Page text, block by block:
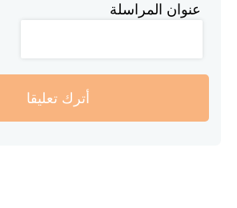
عنوان المراسلة
أترك تعليقا